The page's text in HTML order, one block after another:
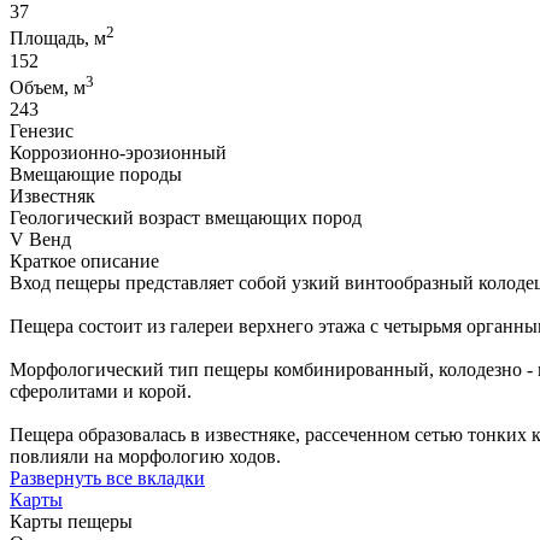
37
Площадь, м2
152
Объем, м3
243
Генезис
Коррозионно-эрозионный
Вмещающие породы
Известняк
Геологический возраст вмещающих пород
V Венд
Краткое описание
Вход пещеры представляет собой узкий винтообразный
Пещера состоит из галереи верхнего этажа с четырьмя
Морфологический тип пещеры комбинированный, колодезно
сферолитами и корой.
Пещера образовалась в известняке, рассеченном сетью
повлияли на морфологию ходов.
Развернуть все вкладки
Карты
Карты пещеры